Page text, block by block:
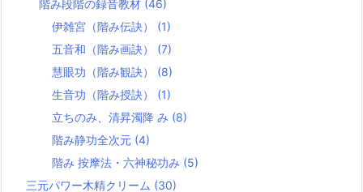
階み段階の録音教材 (46)
伊雑宮（階み伝訣） (1)
五音和（階み画訣） (7)
慧眼功（階み観訣） (8)
生音功（階み授訣） (1)
立ちのみ、清昇濁降 み (8)
階み静功全次元 (4)
階み 按摩法・六神秘功み (5)
三元パワー木精クリーム (30)